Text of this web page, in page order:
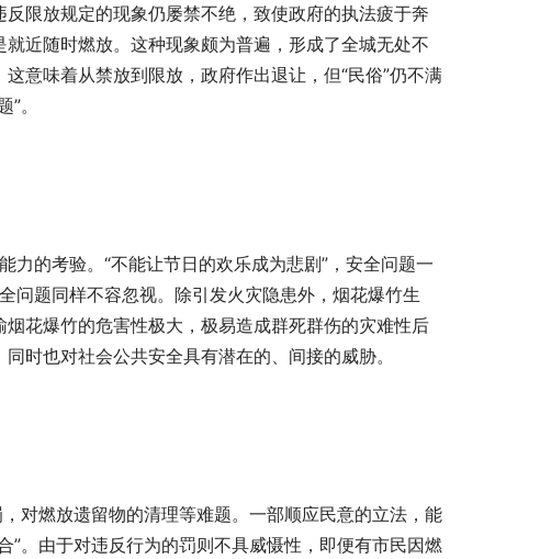
限放规定的现象仍屡禁不绝，致使政府的执法疲于奔
近随时燃放。这种现象颇为普遍，形成了全城无处不
意味着从禁放到限放，政府作出退让，但“民俗”仍不满
。
力的考验。“不能让节日的欢乐成为悲剧”，安全问题一
问题同样不容忽视。除引发火灾隐患外，烟花爆竹生
花爆竹的危害性极大，极易造成群死群伤的灾难性后
时也对社会公共安全具有潜在的、间接的威胁。
对燃放遗留物的清理等难题。一部顺应民意的立法，能
”。由于对违反行为的罚则不具威慑性，即便有市民因燃